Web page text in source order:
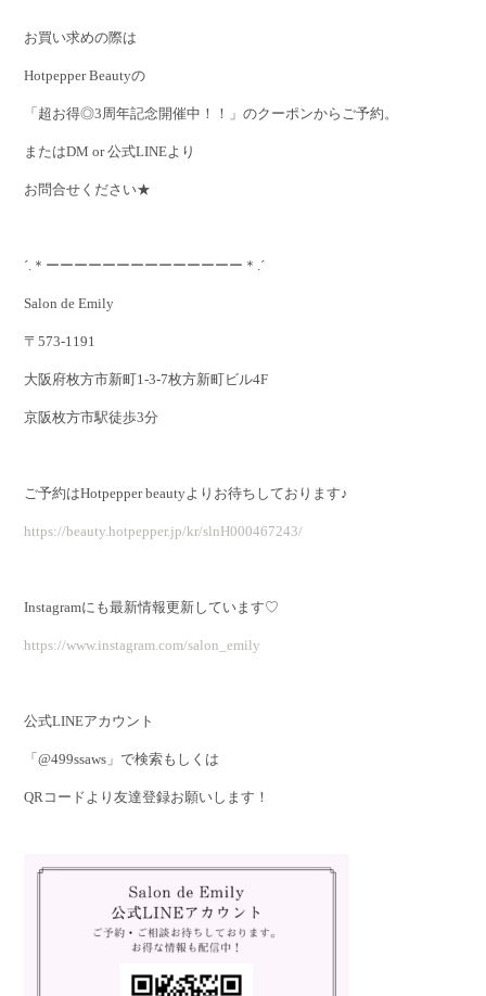
お買い求めの際は
Hotpepper Beautyの
「超お得◎3周年記念開催中！！」のクーポンからご予約。
またはDM or 公式LINEより
お問合せください★
´.＊ーーーーーーーーーーーーーー＊.´
Salon de Emily
〒573-1191
大阪府枚方市新町1-3-7枚方新町ビル4F
京阪枚方市駅徒歩3分
ご予約はHotpepper beautyよりお待ちしております♪
https://beauty.hotpepper.jp/kr/slnH000467243/
Instagramにも最新情報更新しています♡
https://www.instagram.com/salon_emily
公式LINEアカウント
「@499ssaws」で検索もしくは
QRコードより友達登録お願いします！